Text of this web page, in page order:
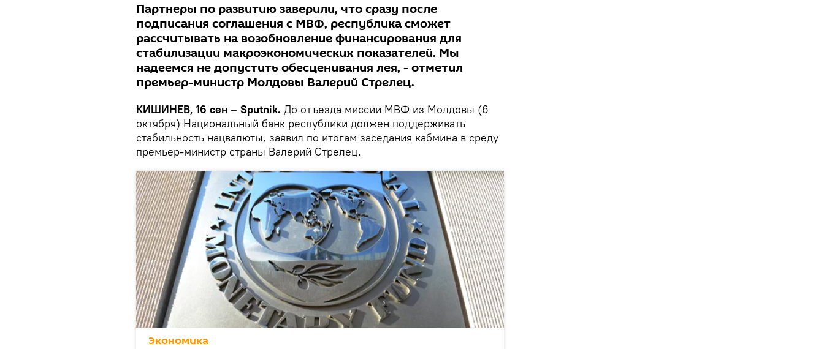
Партнеры по развитию заверили, что сразу после
подписания соглашения с МВФ, республика сможет
рассчитывать на возобновление финансирования для
стабилизации макроэкономических показателей. Мы
надеемся не допустить обесценивания лея, - отметил
премьер-министр Молдовы Валерий Стрелец.
КИШИНЕВ, 16 сен – Sputnik. До отъезда миссии МВФ из Молдовы (6
октября) Национальный банк республики должен поддерживать
стабильность нацвалюты, заявил по итогам заседания кабмина в среду
премьер-министр страны Валерий Стрелец.
Экономика